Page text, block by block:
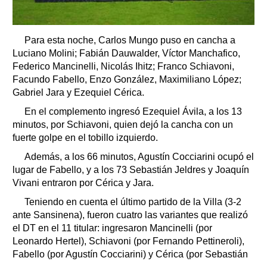
Para esta noche, Carlos Mungo puso en cancha a
Luciano Molini; Fabián Dauwalder, Víctor Manchafico,
Federico Mancinelli, Nicolás Ihitz; Franco Schiavoni,
Facundo Fabello, Enzo González, Maximiliano López;
Gabriel Jara y Ezequiel Cérica.
En el complemento ingresó Ezequiel Ávila, a los 13
minutos, por Schiavoni, quien dejó la cancha con un
fuerte golpe en el tobillo izquierdo.
Además, a los 66 minutos, Agustín Cocciarini ocupó el
lugar de Fabello, y a los 73 Sebastián Jeldres y Joaquín
Vivani entraron por Cérica y Jara.
Teniendo en cuenta el último partido de la Villa (3-2
ante Sansinena), fueron cuatro las variantes que realizó
el DT en el 11 titular: ingresaron Mancinelli (por
Leonardo Hertel), Schiavoni (por Fernando Pettineroli),
Fabello (por Agustín Cocciarini) y Cérica (por Sebastián